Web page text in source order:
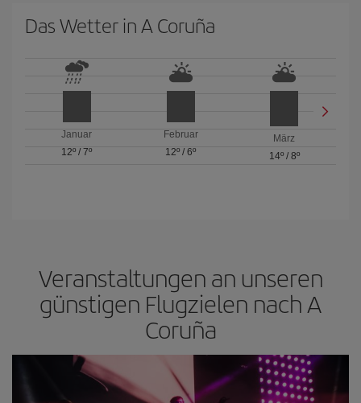
Das Wetter in A Coruña
Januar
12º /7º
Februar
12º / 6º
März
14º/ 8º
Veranstaltungen an unseren
günstigen Flugzielen nach A
Coruña